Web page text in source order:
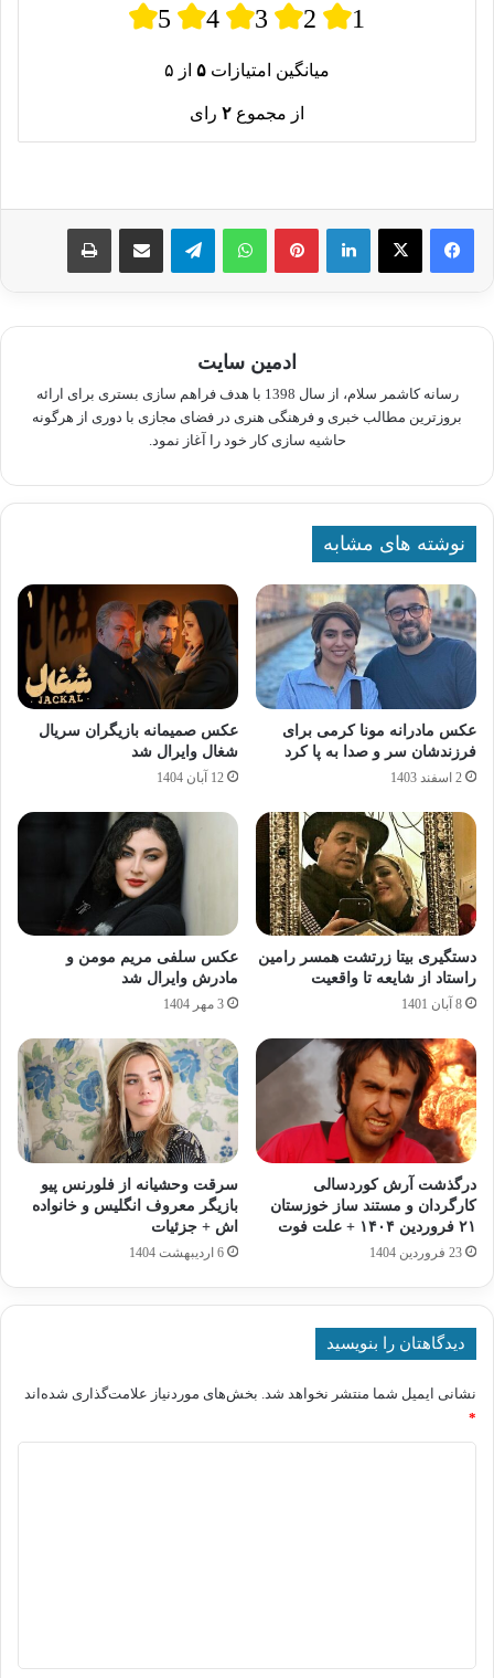
5 4 3 2 1
میانگین امتیازات ۵ از ۵
از مجموع ۲ رای
لینکدین پینترستواتس آپ تلگرام اشتراک گذاری از طریق ایمیل چاپ
ادمین سایت
رسانه کاشمر سلام، از سال 1398 با هدف فراهم سازی بستری برای ارائه
بروزترین مطالب خبری و فرهنگی هنری در فضای مجازی با دوری از هرگونه
حاشیه سازی کار خود را آغاز نمود.
نوشته های مشابه
عکس مادرانه مونا کرمی برای
فرزندشان سر و صدا به پا کرد
2 اسفند 1403
عکس صمیمانه بازیگران سریال
شغال وایرال شد
12 آبان 1404
دستگیری بیتا زرتشت همسر رامین
راستاد از شایعه تا واقعیت
8 آبان 1401
عکس سلفی مریم مومن و
مادرش وایرال شد
3 مهر 1404
درگذشت آرش کوردسالی
کارگردان و مستند ساز خوزستان
۲۱ فروردین ۱۴۰۴ + علت فوت
23 فروردین 1404
سرقت وحشیانه از فلورنس پیو
بازیگر معروف انگلیس و خانواده
اش + جزئیات
6 اردیبهشت 1404
دیدگاهتان را بنویسید
نشانی ایمیل شما منتشر نخواهد شد. بخش‌های موردنیاز علامت‌گذاری شده‌اند
*